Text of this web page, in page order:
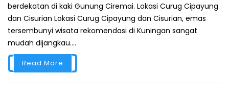
berdekatan di kaki Gunung Ciremai. Lokasi Curug Cipayung
dan Cisurian Lokasi Curug Cipayung dan Cisurian, emas
tersembunyi wisata rekomendasi di Kuningan sangat
mudah dijangkau....
Read More